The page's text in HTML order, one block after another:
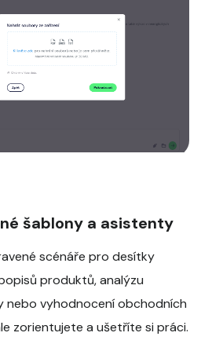
šablony a asistenty
scénáře pro desítky
produktů, analýzu
nebo vyhodnocení obchodních
zorientujete a ušetříte si práci.